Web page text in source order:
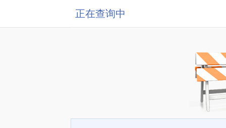
正在查询中